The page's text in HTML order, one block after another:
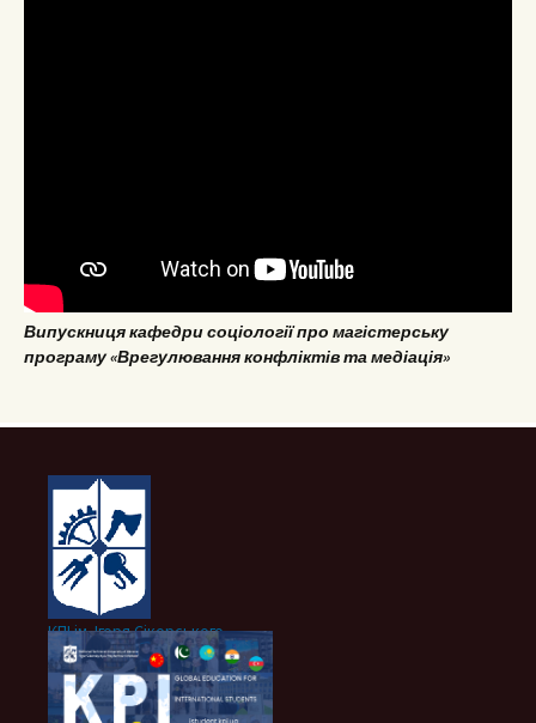
Випускниця кафедри соціології про магістерську
програму «Врегулювання конфліктів та медіація»
КПІ ім. Ігоря Сікорського